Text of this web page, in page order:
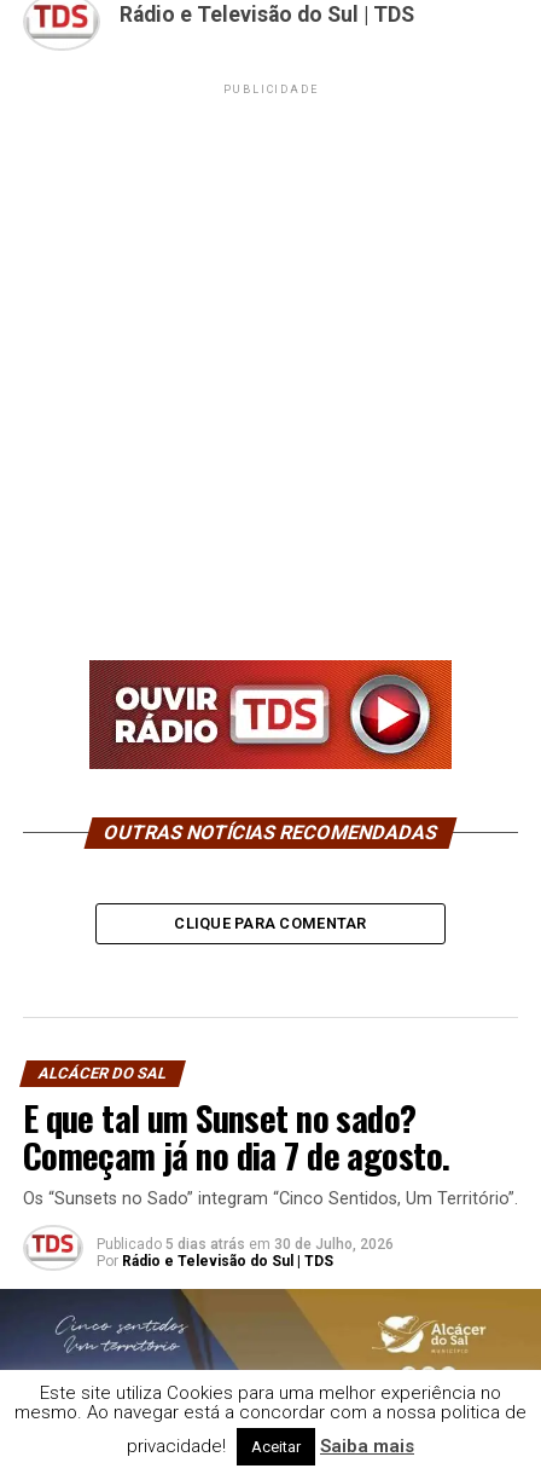
Rádio e Televisão do Sul | TDS
PUBLICIDADE
OUTRAS NOTÍCIAS RECOMENDADAS
CLIQUE PARA COMENTAR
ALCÁCER DO SAL
E que tal um Sunset no sado?
Começam já no dia 7 de agosto.
Os “Sunsets no Sado” integram “Cinco Sentidos, Um Território”.
Publicado 5 dias atrás em 30 de Julho, 2026
Por Rádio e Televisão do Sul | TDS
Este site utiliza Cookies para uma melhor experiência no
mesmo. Ao navegar está a concordar com a nossa politica de
privacidade!
Aceitar Saiba mais